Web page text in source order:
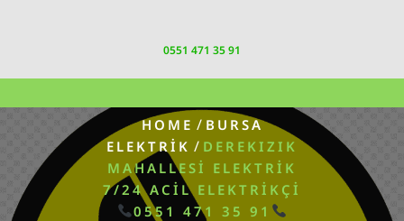
0551 471 35 91
HOME / BURSA
ELEKTRIK / DEREKIZIK
MAHALLESI ELEKTRIK
7/24 ACIL ELEKTRIKÇI
0551 471 35 91